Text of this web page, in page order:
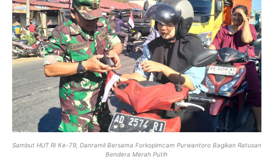
Sambut HUT RI Ke-79, Danramil Bersama Forkopimcam Purwantoro Bagikan Ratusan
Bendera Merah Putih